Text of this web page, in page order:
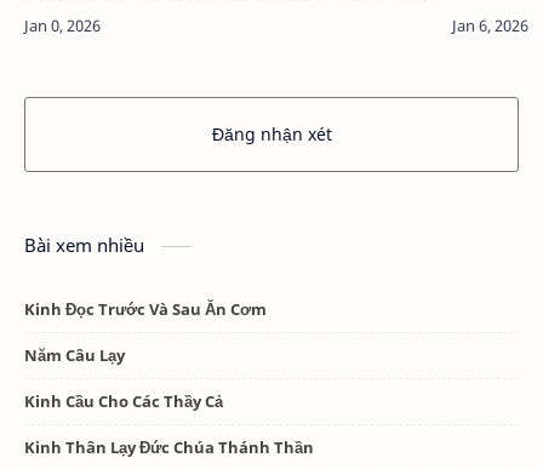
01/2026, chúng ta cùng cầu nguyện để việc c…
Đăng nhận xét
Bài xem nhiều
Kinh Đọc Trước Và Sau Ăn Cơm
Năm Câu Lạy
Kinh Cầu Cho Các Thầy Cả
Kinh Thân Lạy Đức Chúa Thánh Thần